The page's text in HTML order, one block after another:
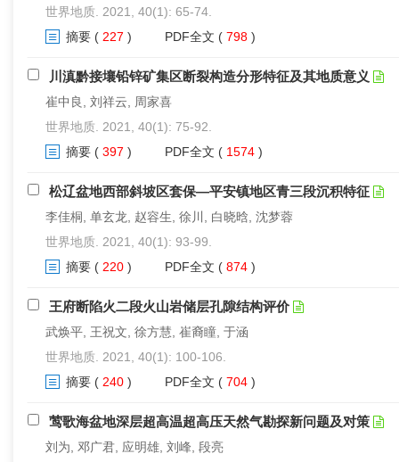
世界地质. 2021, 40(1): 65-74.
摘要 ( 227 ) PDF全文 ( 798 )
川滇黔接壤铅锌矿集区断裂构造分形特征及其地质意义
崔中良, 刘祥云, 周家喜
世界地质. 2021, 40(1): 75-92.
摘要 ( 397 ) PDF全文 ( 1574 )
松辽盆地西部斜坡区套保—平安镇地区青三段沉积特征
李佳桐, 单玄龙, 赵容生, 徐川, 白晓晗, 沈梦蓉
世界地质. 2021, 40(1): 93-99.
摘要 ( 220 ) PDF全文 ( 874 )
王府断陷火二段火山岩储层孔隙结构评价
武焕平, 王祝文, 徐方慧, 崔裔瞳, 于涵
世界地质. 2021, 40(1): 100-106.
摘要 ( 240 ) PDF全文 ( 704 )
莺歌海盆地深层超高温超高压天然气勘探新问题及对策
刘为, 邓广君, 应明雄, 刘峰, 段亮